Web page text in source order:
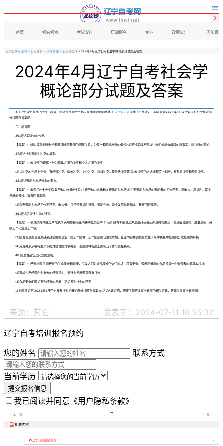

首页 报名报考 考试安排 培训报名 专业 政策公告 历年真题

辽宁自学考试网 > 自考资料 > 历年真题 > 自考答案 > 2024年4月辽宁自考社会学概论部分试题及答案
2024年4月辽宁自考社会学
概论部分试题及答案
4月辽宁自学考试已经告一段落，想必各位考生在关心考试成绩的同时对4月辽宁自考答案也十分关注，一起来看看2024年4月辽宁自考社会学概论部
分试题及答案吧。
三、简答题
36.简述实验法的作用。
【答案】(1)通过实验判断社会现象间或变量间的因果关系，为某一理论提出新的假设;(2)通过实验发现以往未知或尚未解释的新事实，建立新的理论。
37.简述社会互动中冲突的类型。
【答案】(1)从冲突的规模上分为群体之间的冲突和个人之间的冲突,
(2)从冲突的性质上划分，有经济冲突、政治冲突、文化冲突、种族冲突以及阶级冲突等;(3)从冲突的方式或程度上划分，有显性冲突和隐性冲突。
38.简述劳动力市场分割的形态。
【答案】(1)常见的一种分割就是劳动力市场分割为主要劳动力市场和次要劳动力市场(2)主要劳动力市场的劳动者的工作稳定、高收入、高福利、职业
发展前景好、教育回报率高。
(3)次要劳动力市场工作不稳定、收入低、几乎没有福利待遇、流动性大、职业发展前景黯淡、教育回报率低。
39.简述后福特主义的特征。
【答案】(1)灵活的专项化生产取代了大规模标准化消费商品的生产:(2)减少所有不能增加产品最终价值的间接劳动形式，包括监督活动、质量控制、维
护工作和清理工作等;
(3)随着信息处理资源越来越掌握在企业一线工作区域，工作团队的自主权增加，企业内部协调信息发生了从中央集中处理到分散处理的转换;
(4)劳资关系从福特主义下的对抗性的竞争关系，变成某种程度上的相互合作与信任关系。
40.简述食品安全问题的危害。
【答案】(1)严重威胁了消费者的生命安全和健康，引发人们对食品安全的信任危机，获得安全、营养和健康的食品是每一个消费者的最基本权益;
(2)造成生产经营企业重大的经济损失，对行业发展带来沉重打击
(3)食品安全问题关系到经济的发展，又关系到社会的稳定
以上就是关于“2024年4月辽宁自考社会学概论部分试题及答案”的相关内容介绍，想要了解更多辽宁自考的相关资讯，敬请关注辽宁自考网!
来源：其它 发表于：2024-07-11 16:55:32
辽宁自考培训报名预约
您的姓名
联系方式
当前学历
提交报名信息
我已阅读并同意 《用户隐私条款》
< 上一章  下一章 >
相关内容
辽宁自考成绩查询